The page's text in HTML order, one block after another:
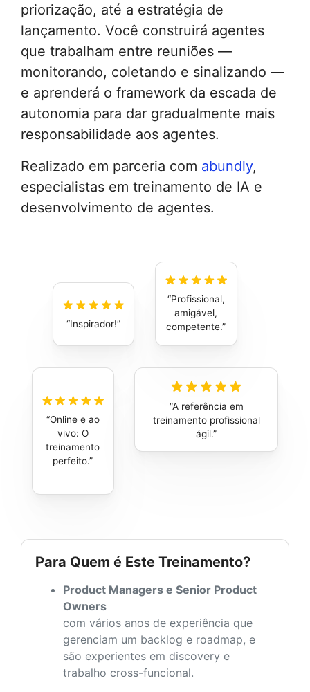
priorização, até a estratégia de
lançamento. Você construirá agentes
que trabalham entre reuniões —
monitorando, coletando e sinalizando —
e aprenderá o framework da escada de
autonomia para dar gradualmente mais
responsabilidade aos agentes.
Realizado em parceria com abundly,
especialistas em treinamento de IA e
desenvolvimento de agentes.
Inspirador!
Online e ao
vivo: O
treinamento
perfeito.
A referência em
treinamento profissional
ágil.
Profissional,
amigável,
competente.
Para Quem é Este Treinamento?
Product Managers e Senior Product
Owners
com vários anos de experiência que
gerenciam um backlog e roadmap, e
são experientes em discovery e
trabalho cross-funcional.